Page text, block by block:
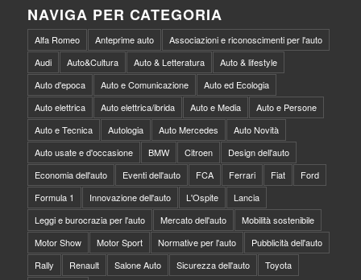
NAVIGA PER CATEGORIA
Alfa Romeo Anteprime auto
Associazioni e riconoscimenti per l'auto
Audi
Auto&Cultura Auto & Letteratura
Auto & lifestyle
Auto d'epoca
Auto e Comunicazione
Auto ed Ecologia
Auto elettrica
Auto elettrica/ibrida Auto e Media
Auto e Persone
Auto e Tecnica
Autologia Auto Mercedes
Auto Novità
Auto usate e d'occasione
BMW Citroen
Design dell'auto
Economia dell'auto
Eventi dell'auto FCA Ferrari Fiat
Ford
Formula 1
Innovazione dell'auto L'Ospite
Lancia
Leggi e burocrazia per l'auto
Mercato dell'auto
Mobilità sostenibile
Motor Show
Motor Sport Normative per l'auto
Pubblicità dell'auto
Rally
Renault Salone Auto Sicurezza dell'auto
Toyota